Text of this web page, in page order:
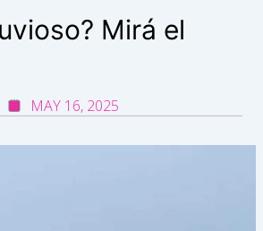
Mirá el
MAY 16, 2025